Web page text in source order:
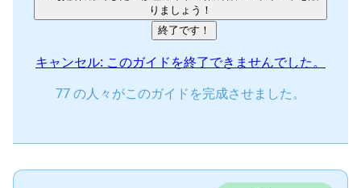
りましょう！
終了です！
キャンセル: このガイドを終了できませんでした。
77 の人々がこのガイドを完成させました。